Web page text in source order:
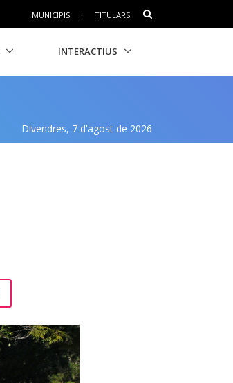
MUNICIPIS | TITULARS
INTERACTIUS
Divendres, 7 d'agost de 2026